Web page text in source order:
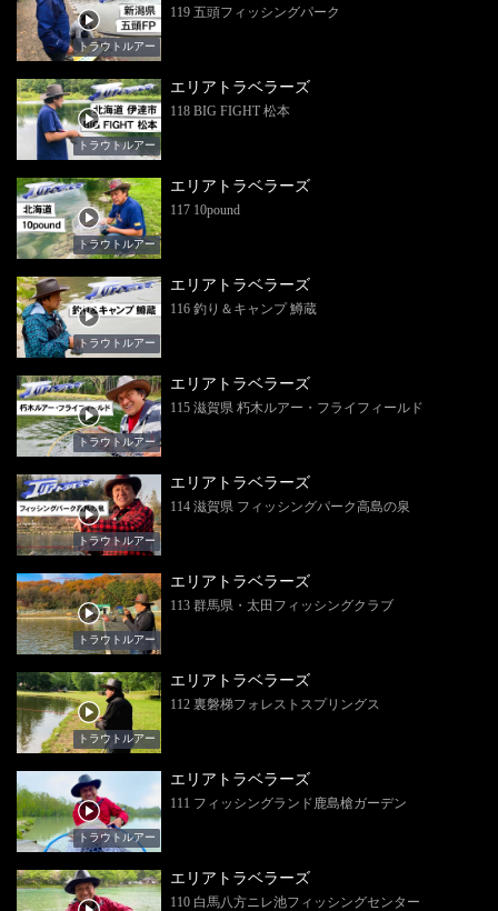
トラウトルアー
119 五頭フィッシングパーク
トラウトルアー
エリアトラベラーズ
118 BIG FIGHT 松本
トラウトルアー
エリアトラベラーズ
117 10pound
トラウトルアー
エリアトラベラーズ
116 釣り＆キャンプ 鱒蔵
トラウトルアー
エリアトラベラーズ
115 滋賀県 朽木ルアー・フライフィールド
トラウトルアー
エリアトラベラーズ
114 滋賀県 フィッシングパーク高島の泉
トラウトルアー
エリアトラベラーズ
113 群馬県・太田フィッシングクラブ
トラウトルアー
エリアトラベラーズ
112 裏磐梯フォレストスプリングス
トラウトルアー
エリアトラベラーズ
111 フィッシングランド鹿島槍ガーデン
エリアトラベラーズ
110 白馬八方ニレ池フィッシングセンター